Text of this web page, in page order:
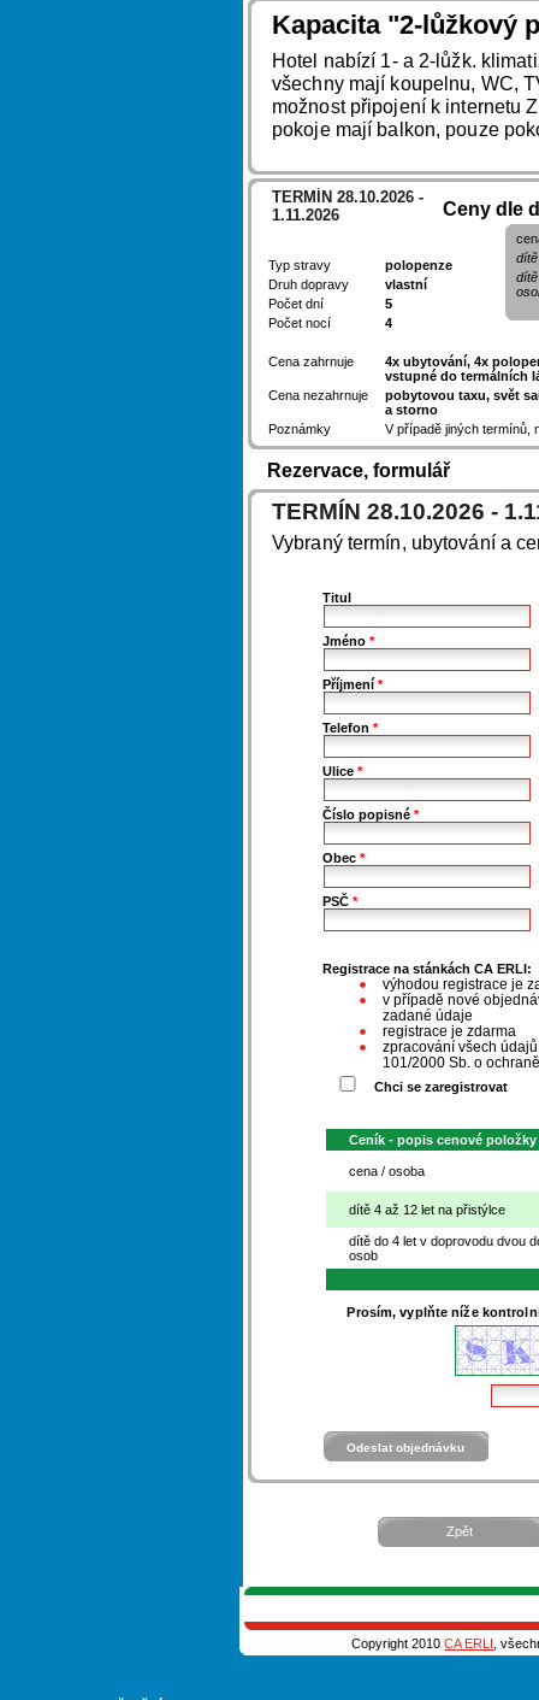
Kapacita "2-lůžkový
Hotel nabízí 1- a 2-lůžk.
všechny mají koupelnu, WC,
možnost připojení k internetu
pokoje mají balkon, pouze
TERMÍN 28.10.2026 -
1.11.2026
Typ stravy
polopenze
Druh dopravy
vlastní
Počet dní
5
Počet nocí
4
Ceny dle
Cena zahrnuje
4x ubytování, 4x
vstupné do termálních
Cena nezahrnuje
pobytovou taxu, svět
a storno
Poznámky
V případě jiných termínů,
Rezervace, formulář
TERMÍN 28.10.2026 -
Vybraný termín, ubytování a
Titul
Jméno*
Příjmení*
Telefon*
Ulice*
Číslo popisné*
Obec*
PSČ*
Registrace na stánkách CA ERLI:
výhodou registrace je
v případě nové
zadané údaje
registrace je zdarma
zpracování všech
101/2000 Sb. o
Chci se zaregistrovat
Ceník - popis cenové položky
cena / osoba
dítě 4 až 12 let na přistýlce
dítě do 4 let v doprovodu dvou
osob
Prosím, vyplňte níže
Zpět
Copyright 2010CA ERLI ,